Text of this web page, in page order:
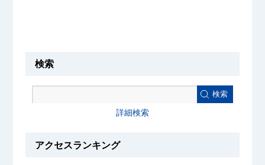
検索
検索
詳細検索
アクセスランキング